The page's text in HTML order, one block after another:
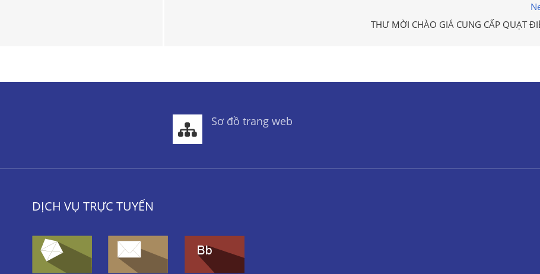
THƯ MỜI CHÀO GIÁ CUNG CẤP QUẠT
Sơ đồ trang web
DỊCH VỤ TRỰC TUYẾN